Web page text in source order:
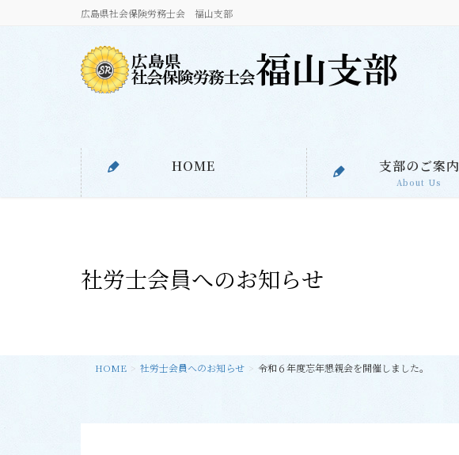
広島県社会保険労務士会 福山支部
HOME 支部のご案内
About Us
社労士会員へのお知らせ
HOME 社労士会員へのお知らせ 令和６年度忘年懇親会を開催しました。